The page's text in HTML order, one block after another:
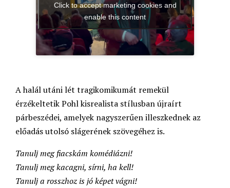
Click to accept marketing cookies and
enable this content
A halál utáni lét tragikomikumát remekül
érzékeltetik Pohl kisrealista stílusban újraírt
párbeszédei, amelyek nagyszerűen illeszkednek az
előadás utolsó slágerének szövegéhez is.
Tanulj meg fiacskám komédiázni!
Tanulj meg kacagni, sírni, ha kell!
Tanulj a rosszhoz is jó képet vágni!